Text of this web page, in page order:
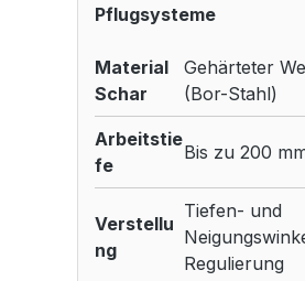
Pflugsysteme
Material
Schar
Gehärteter
(Bor-Stahl)
Arbeitstie
fe
Bis zu 200
Verstellu
ng
Tiefen- und
Regulierung